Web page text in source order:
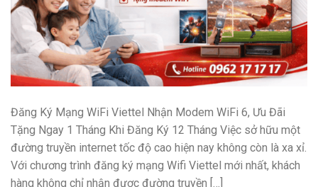
Đăng Ký Mạng WiFi Viettel Nhận Modem WiFi 6, Ưu Đãi
Tặng Ngay 1 Tháng Khi Đăng Ký 12 Tháng Việc sở hữu một
đường truyền internet tốc độ cao hiện nay không còn là xa xỉ.
Với chương trình đăng ký mạng Wifi Viettel mới nhất, khách
hàng không chỉ nhận được đường truyền […]